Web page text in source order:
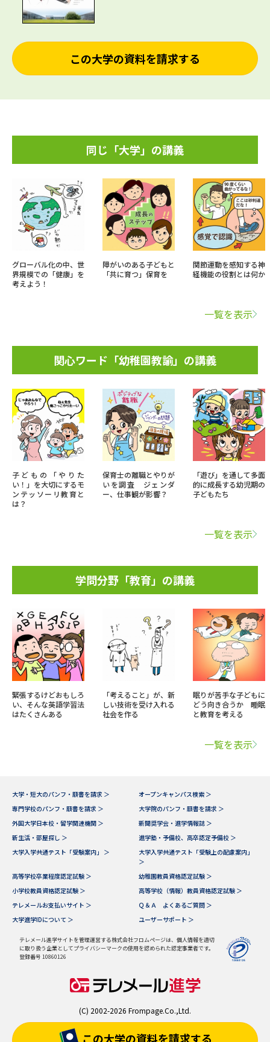
この大学の資料を請求する
同じ「大学」の講義
グローバル化の中、世
界規模での「健康」を
考えよう！
障がいのある子どもと
「共に育つ」保育を
関節運動を感知する神
経機能の役割とは何か
一覧を表示
関心ワード「幼稚園教諭」の講義
子どもの「やりた
い！」を大切にするモ
ンテッソーリ教育と
は？
保育士の離職とやりが
いを調査 ジェンダ
ー、仕事観が影響？
「遊び」を通して多面
的に成長する幼児期の
子どもたち
一覧を表示
学問分野「教育」の講義
緊張するけどおもしろ
い、そんな英語学習法
はたくさんある
「考えること」が、新
しい技術を受け入れる
社会を作る
眠りが苦手な子どもに
どう向き合うか 睡眠
と教育を考える
一覧を表示
この大学の資料を請求する
大学・短大のパンフ・願書を請求 ＞
オープンキャンパス検索 ＞
専門学校のパンフ・願書を請求 ＞
大学院のパンフ・願書を請求 ＞
外国大学日本校・留学関連機関 ＞
新聞奨学会・進学情報誌 ＞
新生活・部屋探し ＞
進学塾・予備校、高卒認定予備校 ＞
大学入学共通テスト「受験案内」 ＞
大学入学共通テスト「受験上の配慮案内」
＞
高等学校卒業程度認定試験 ＞
幼稚園教員資格認定試験 ＞
小学校教員資格認定試験 ＞
高等学校（情報）教員資格認定試験 ＞
テレメールお支払いサイト ＞
Ｑ＆Ａ よくあるご質問 ＞
大学進学IDについて ＞
ユーザーサポート ＞
テレメール進学サイトを管理運営する株式会社フロムページは、個人情報を適切
に取り扱う企業としてプライバシーマークの使用を認められた認定事業者です。
登録番号 10860126
(C) 2002-2026 Frompage.Co.,Ltd.